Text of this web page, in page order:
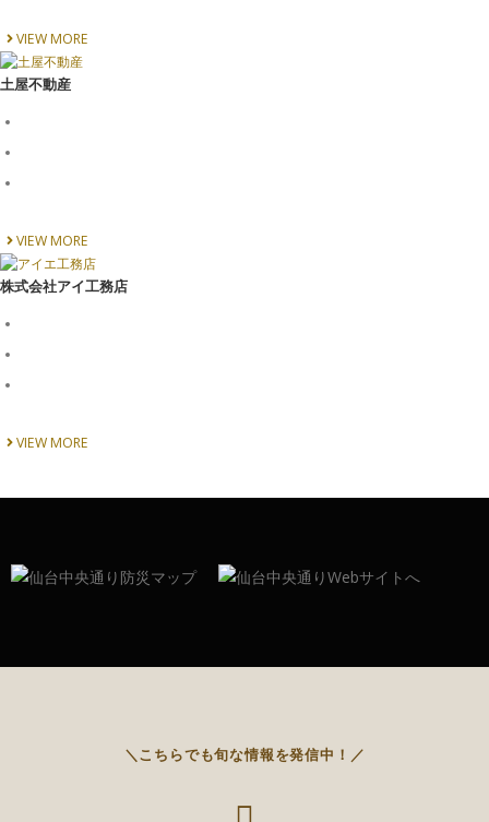
VIEW MORE
土屋不動産
VIEW MORE
株式会社アイ工務店
VIEW MORE
＼こちらでも旬な情報を発信中！／